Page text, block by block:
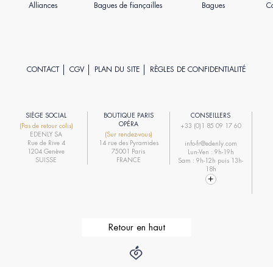
Alliances Bagues de fiançailles Bagues
CONTACT CGV PLAN DU SITE RÈGLES DE CONFIDENTIALITÉ
SIÈGE SOCIAL
(Pas de retour colis)
EDENLY SA
Rue de Rive 4
1204 Genève
SUISSE
BOUTIQUE PARIS
OPÉRA
(Sur rendez-vous)
14 rue des Pyramides
75001 Paris
FRANCE
CONSEILLERS
+33 (0)1 85 09 17 60
info-fr@edenly.com
Lun-Ven : 9h-19h
Sam : 9h-12h puis 13h-
18h
Retour en haut